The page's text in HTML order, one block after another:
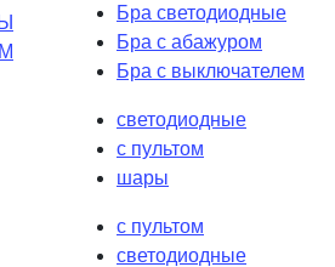
Бра светодиодные
Бра с абажуром
Бра с выключателем
светодиодные
с пультом
шары
с пультом
светодиодные